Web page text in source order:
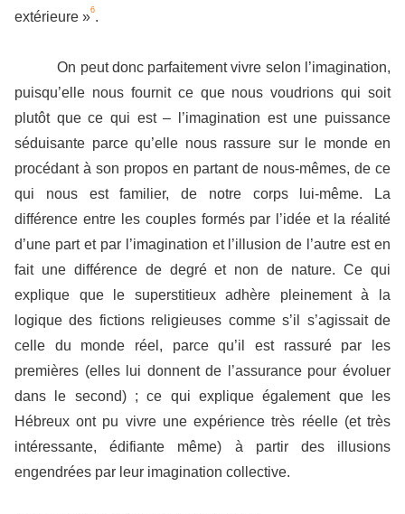
extérieure »6.
On peut donc parfaitement vivre selon l’imagination,
puisqu’elle nous fournit ce que nous voudrions qui soit
plutôt que ce qui est – l’imagination est une puissance
séduisante parce qu’elle nous rassure sur le monde en
procédant à son propos en partant de nous-mêmes, de ce
qui nous est familier, de notre corps lui-même. La
différence entre les couples formés par l’idée et la réalité
d’une part et par l’imagination et l’illusion de l’autre est en
fait une différence de degré et non de nature. Ce qui
explique que le superstitieux adhère pleinement à la
logique des fictions religieuses comme s’il s’agissait de
celle du monde réel, parce qu’il est rassuré par les
premières (elles lui donnent de l’assurance pour évoluer
dans le second) ; ce qui explique également que les
Hébreux ont pu vivre une expérience très réelle (et très
intéressante, édifiante même) à partir des illusions
engendrées par leur imagination collective.